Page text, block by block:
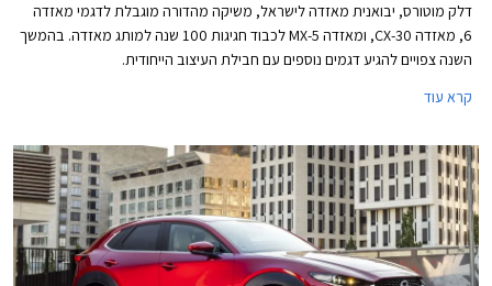
דלק מוטורס, יבואנית מאזדה לישראל, משיקה מהדורה מוגבלת לדגמי מאזדה
6, מאזדה CX-30, ומאזדה MX-5 לכבוד חגיגות 100 שנה למותג מאזדה. בהמשך
השנה צפויים להגיע דגמים נוספים עם חבילת העיצוב הייחודית.
קרא עוד